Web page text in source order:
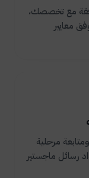
مع تخصصك،
معايير
مرحلية
رسائل ماجستير